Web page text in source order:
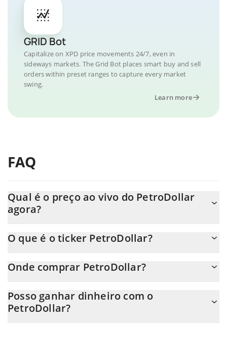
GRID Bot
Capitalize on XPD price movements 24/7, even in
sideways markets. The Grid Bot places smart buy and sell
orders within preset ranges to capture every market
swing.
Learn more
FAQ
Qual é o preço ao vivo do PetroDollar
agora?
O que é o ticker PetroDollar?
Onde comprar PetroDollar?
transferência p2p. E a melhor maneira de trocar PetroDollar é
através de um bot de 3commas.
Posso ganhar dinheiro com o
PetroDollar?